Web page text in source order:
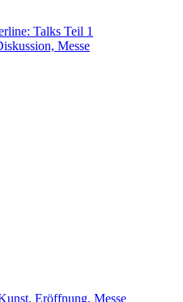
Talks Teil 1
Messe
Eröffnung, Messe